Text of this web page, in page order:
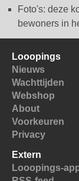
Foto's: deze
bewoners in
Looopings
Nieuws
Wachttijden
Webshop
About
Voorkeuren
Privacy
Extern
Looopings-